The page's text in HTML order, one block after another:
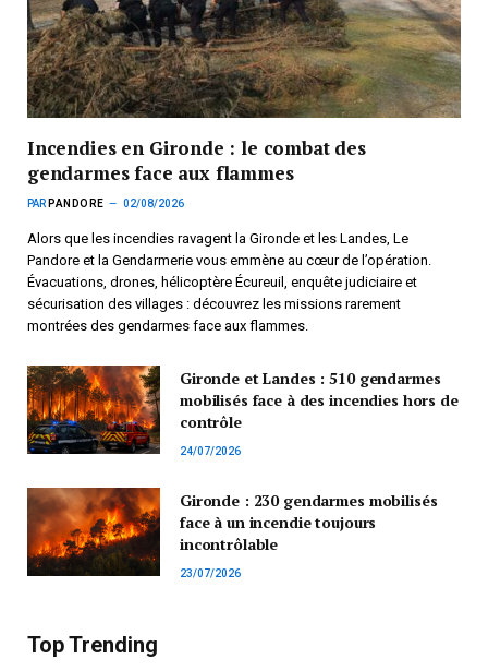
Incendies en Gironde : le combat des
gendarmes face aux flammes
PAR PANDORE 02/08/2026
Alors que les incendies ravagent la Gironde et les Landes, Le
Pandore et la Gendarmerie vous emmène au cœur de l’opération.
Évacuations, drones, hélicoptère Écureuil, enquête judiciaire et
sécurisation des villages : découvrez les missions rarement
montrées des gendarmes face aux flammes.
Gironde et Landes : 510 gendarmes
mobilisés face à des incendies hors de
contrôle
24/07/2026
Gironde : 230 gendarmes mobilisés
face à un incendie toujours
incontrôlable
23/07/2026
Top Trending